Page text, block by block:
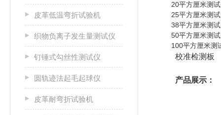
皮革低温弯折试验机
织物负离子发生量测试仪
钉锤式勾丝性测试仪
圆轨迹法起毛起球仪
皮革耐弯折试验机
20平方厘米测试
25平方厘米测试
38平方厘米测试
50平方厘米测试
100平方厘米测
校准检测板
产品展示：